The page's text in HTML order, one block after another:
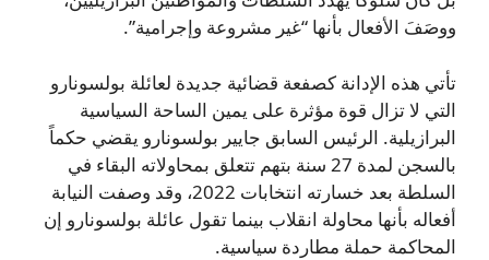
ووصَفَ الأفعال بأنها “غير مشروعة وإجرامية”.
تأتي هذه الإدانة كصفعة قضائية جديدة لعائلة بولسونارو
التي لا تزال قوة مؤثرة على يمين الساحة السياسية
البرازيلية. الرئيس السابق جايير بولسونارو يقضي حكماً
بالسجن لمدة 27 سنة بتهم تتعلق بمحاولاته البقاء في
السلطة بعد خسارته انتخابات 2022، وقد وصفت النيابة
أفعاله بأنها محاولة انقلاب بينما تقول عائلة بولسونارو إن
المحاكمة حملة مطاردة سياسية.